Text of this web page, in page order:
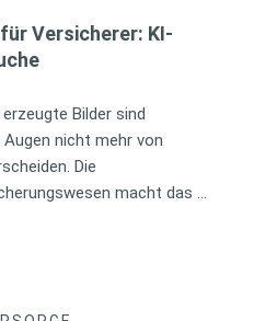
Versicherer: KI-
Bilder sind
nicht mehr von
Die
macht das …